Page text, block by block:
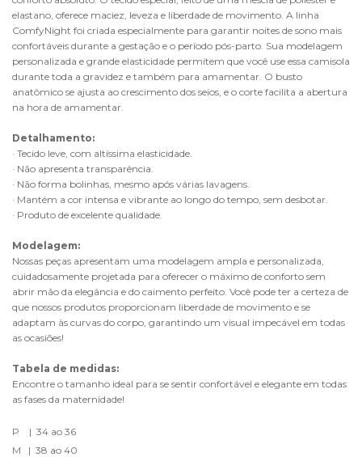
elastano, oferece maciez, leveza e liberdade de movimento. A linha
ComfyNight foi criada especialmente para garantir noites de sono mais
confortáveis durante a gestação e o período pós-parto. Sua modelagem
personalizada e grande elasticidade permitem que você use essa camisola
durante toda a gravidez e também para amamentar. O busto
anatômico se ajusta ao crescimento dos seios, e o corte facilita a abertura
na hora de amamentar.
Detalhamento:
· Tecido leve, com altíssima elasticidade.
· Não apresenta transparência.
· Não forma bolinhas, mesmo após várias lavagens.
· Mantém a cor intensa e vibrante ao longo do tempo, sem desbotar.
· Produto de excelente qualidade.
Modelagem:
Nossas peças apresentam uma modelagem ampla e personalizada,
cuidadosamente projetada para oferecer o máximo de conforto sem
abrir mão da elegância e do caimento perfeito. Você pode ter a certeza de
que nossos produtos proporcionam liberdade de movimento e se
adaptam às curvas do corpo, garantindo um visual impecável em todas
as ocasiões!
Tabela de medidas:
Encontre o tamanho ideal para se sentir confortável e elegante em todas
as fases da maternidade!
P    |  34 ao 36
M   |  38 ao 40